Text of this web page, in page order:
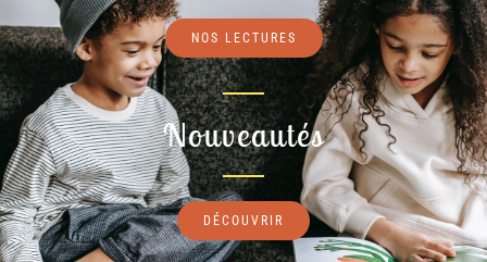
NOS LECTURES
Nouveautés
DÉCOUVRIR